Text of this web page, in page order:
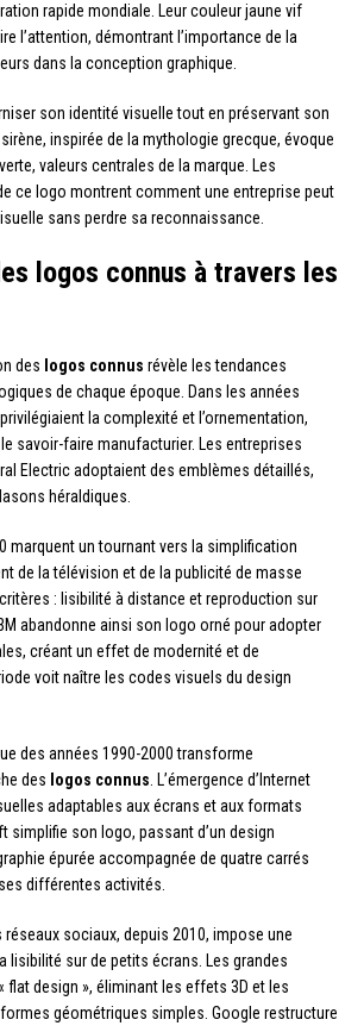
rapide mondiale. Leur couleur jaune vif
l’attention, démontrant l’importance de la
dans la conception graphique.
son identité visuelle tout en préservant son
inspirée de la mythologie grecque, évoque
valeurs centrales de la marque. Les
ce logo montrent comment une entreprise peut
sans perdre sa reconnaissance.
logos connus à travers les
des logos connus révèle les tendances
de chaque époque. Dans les années
la complexité et l’ornementation,
savoir-faire manufacturier. Les entreprises
Electric adoptaient des emblèmes détaillés,
héraldiques.
marquent un tournant vers la simplification
de la télévision et de la publicité de masse
: lisibilité à distance et reproduction sur
abandonne ainsi son logo orné pour adopter
créant un effet de modernité et de
voit naître les codes visuels du design
des années 1990-2000 transforme
des logos connus. L’émergence d’Internet
adaptables aux écrans et aux formats
simplifie son logo, passant d’un design
épurée accompagnée de quatre carrés
différentes activités.
réseaux sociaux, depuis 2010, impose une
lisibilité sur de petits écrans. Les grandes
flat design », éliminant les effets 3D et les
géométriques simples. Google restructure